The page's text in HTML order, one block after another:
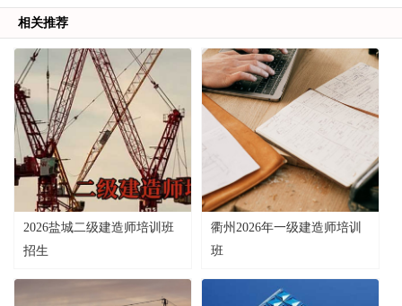
相关推荐
2026盐城二级建造师培训班
招生
衢州2026年一级建造师培训
班